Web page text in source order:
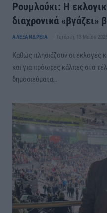
Ρουμλούκι: Η
διαχρονικά «βγάζει»
ΑΛΕΞΑΝΔΡΕΙΑ Τετάρτη, 13 Μαΐου
Καθώς πλησιάζουν οι εκλογές
και για πρόωρες κάλπες στα
δημοσιεύματα…